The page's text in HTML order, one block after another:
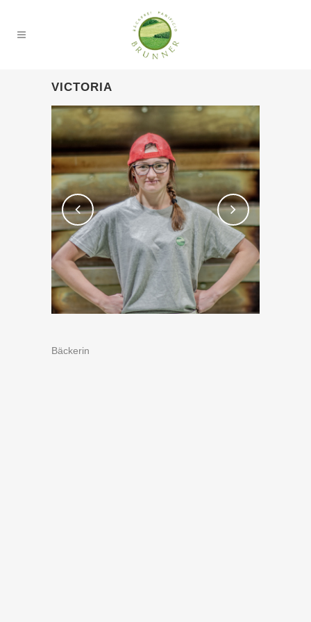
VICTORIA
Bäckerin